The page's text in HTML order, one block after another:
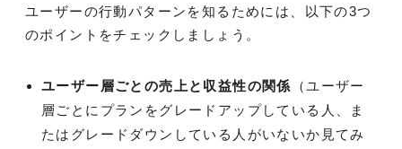
ユーザーの行動パターンを知るためには、以下の3つ
のポイントをチェックしましょう。
ユーザー層ごとの売上と収益性の関係
（ユーザー
層ごとにプランをグレードアップしている人、ま
たはグレードダウンしている人がいないか見てみ